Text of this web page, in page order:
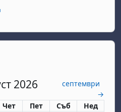
2026
септември
→
четвъртък
Чет петък
Пет събота
Съб неделя
Нед